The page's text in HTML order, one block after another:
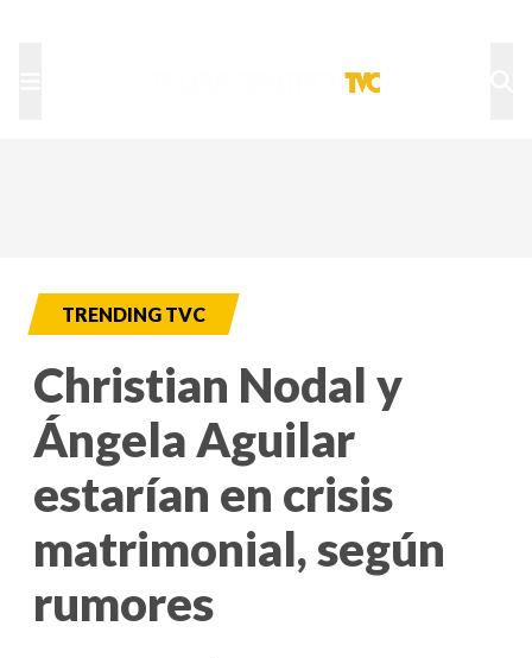
TRENDING TVC
Christian Nodal y
Ángela Aguilar
estarían en crisis
matrimonial, según
rumores